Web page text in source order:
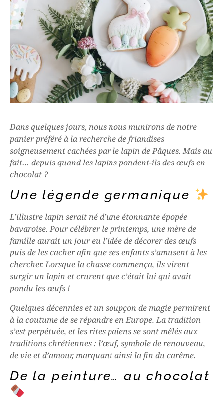
Dans quelques jours, nous nous munirons de notre
panier préféré à la recherche de friandises
soigneusement cachées par le lapin de Pâques. Mais au
fait… depuis quand les lapins pondent-ils des œufs en
chocolat ?
Une légende germanique
L’illustre lapin serait né d’une étonnante épopée
bavaroise. Pour célébrer le printemps, une mère de
famille aurait un jour eu l’idée de décorer des œufs
puis de les cacher afin que ses enfants s’amusent à les
chercher. Lorsque la chasse commença, ils virent
surgir un lapin et crurent que c’était lui qui avait
pondu les œufs !
Quelques décennies et un soupçon de magie permirent
à la coutume de se répandre en Europe. La tradition
s’est perpétuée, et les rites païens se sont mêlés aux
traditions chrétiennes : l’œuf, symbole de renouveau,
de vie et d’amour, marquant ainsi la fin du carême.
De la peinture… au chocolat